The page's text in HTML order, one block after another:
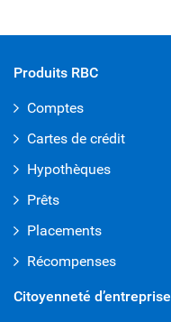
Produits RBC
Comptes
Cartes de crédit
Hypothèques
Prêts
Placements
Récompenses
Citoyenneté d’entreprise